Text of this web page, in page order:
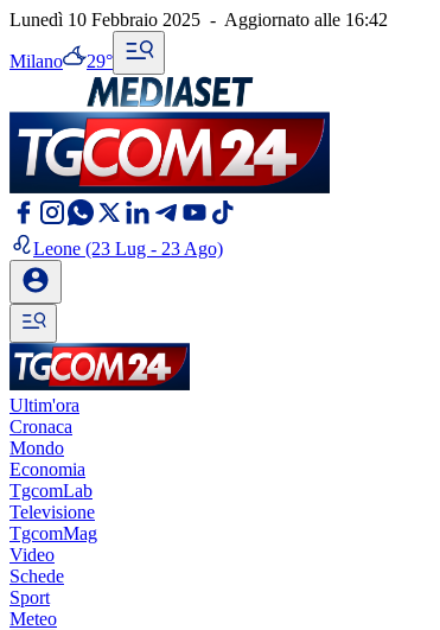
Lunedì 10 Febbraio 2025 - Aggiornato alle 16:42
Milano 29°
Leone (23 Lug - 23 Ago)
Ultim'ora
Cronaca
Mondo
Economia
TgcomLab
Televisione
TgcomMag
Video
Schede
Sport
Meteo